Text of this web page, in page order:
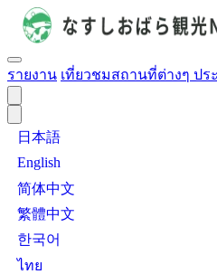
รายงาน เที่ยวชมสถานที่ต่างๆ ป
日本語
English
简体中文
繁體中文
한국어
ไทย